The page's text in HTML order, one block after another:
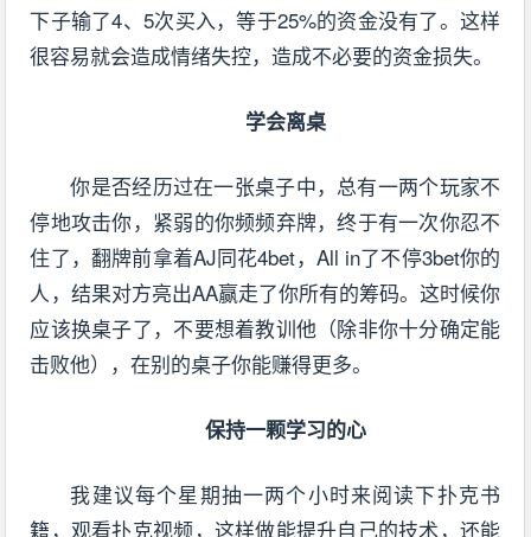
下子输了4、5次买入，等于25%的资金没有了。这样
很容易就会造成情绪失控，造成不必要的资金损失。
学会离桌
你是否经历过在一张桌子中，总有一两个玩家不
停地攻击你，紧弱的你频频弃牌，终于有一次你忍不
住了，翻牌前拿着AJ同花4bet，All in了不停3bet你的
人，结果对方亮出AA赢走了你所有的筹码。这时候你
应该换桌子了，不要想着教训他（除非你十分确定能
击败他），在别的桌子你能赚得更多。
保持一颗学习的心
我建议每个星期抽一两个小时来阅读下扑克书
籍，观看扑克视频，这样做能提升自己的技术，还能